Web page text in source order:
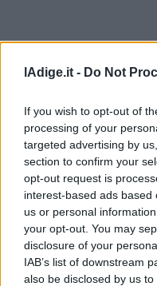
lAdige.it - Do Not
If you wish to opt-out of
processing of your
targeted advertising by
section to confirm your
opt-out request is
interest-based ads
us or personal
your opt-out. You may
disclosure of your
IAB’s list of downstream
also be disclosed by us